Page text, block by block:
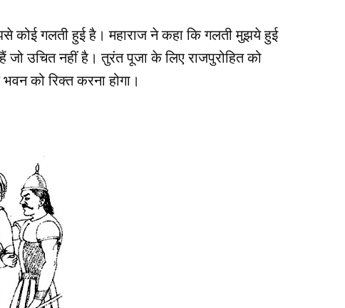
कोई गलती हुई है। महाराज ने कहा कि गलती मुझये हुई
उचित नहीं है। तुरंत पूजा के लिए राजपुरोहित को
को रिक्‍त करना होगा।